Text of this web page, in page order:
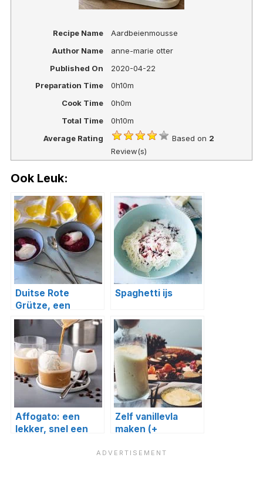
Recipe Name
Aardbeienmousse
Author Name
anne-marie otter
Published On
2020-04-22
Preparation Time
0h10m
Cook Time
0h0m
Total Time
0h10m
Average Rating
Based on 2
Review(s)
Ook Leuk:
Duitse Rote
Grütze, een
zomers toetje!
Spaghetti ijs
Affogato: een
lekker, snel een
Zelf vanillevla
maken (+